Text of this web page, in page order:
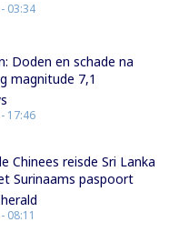
03:34
Doden en schade na
magnitude 7,1
17:46
Chinees reisde Sri Lanka
Surinaams paspoort
08:11